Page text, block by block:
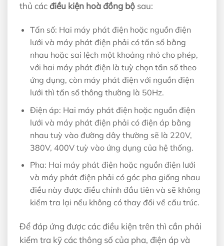
thủ cácđiều kiện hoà đồng bộ sau:
Tấn số: Hai máy phát điện hoặc nguồn điện
lưới và máy phát điện phải có tấn số bằng
nhau hoặc sai lệch một khoảng nhỏ cho phép,
với hai máy phát điện là tuỳ chọn tấn số theo
ứng dụng, còn máy phát điện với nguồn điện
lưới thì tấn số thông thường là 50Hz.
Điện áp: Hai máy phát điện hoặc nguồn điện
lưới và máy phát điện phải có điện áp bằng
nhau tuỳ vào đường dây thường sẽ là 220V,
380V, 400V tuỳ vào ứng dụng của hệ thống.
Pha: Hai máy phát điện hoặc nguồn điện lưới
và máy phát điện phải có góc pha giống nhau
điều này được điều chỉnh đầu tiên và sẽ không
kiểm tra lại nếu không có thay đổi về cấu trúc.
Để đáp ứng được các điều kiện trên thì cần phải
kiểm tra kỹ các thông số của pha, điện áp và